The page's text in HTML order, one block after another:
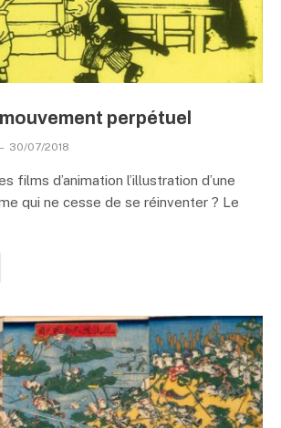
perpétuel
30/07/2018
films d’animation l’illustration d’une
qui ne cesse de se réinventer ? Le